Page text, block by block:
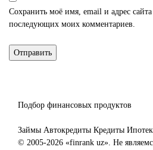
Сохранить моё имя, email и адрес сайта
последующих моих комментариев.
Подбор финансовых продуктов
Займы Автокредиты Кредиты
© 2005-2026 «finrank uz». Не